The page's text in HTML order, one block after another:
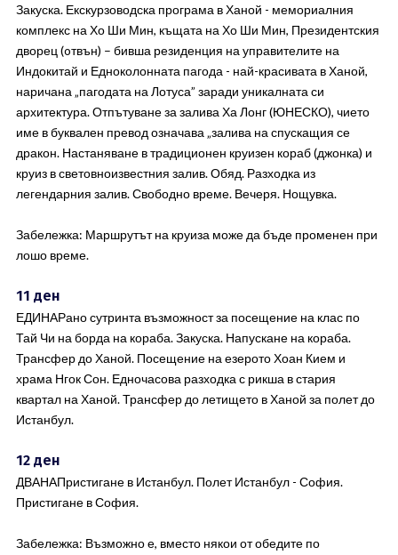
Закуска. Екскурзоводска програма в Ханой - мемориалния
комплекс на Хо Ши Мин, къщата на Хо Ши Мин, Президентския
дворец (oтвън) – бивша резиденция на управителите на
Индокитай и Едноколонната пагода - най-красивата в Ханой,
наричана „пагодата на Лотуса” заради уникалната си
архитектура. Отпътуване за залива Ха Лонг (ЮНЕСКО), чието
име в буквален превод означава „залива на спускащия се
дракон. Настаняване в традиционен круизен кораб (джонка) и
круиз в световноизвестния залив. Обяд. Разходка из
легендарния залив. Свободно време. Вечеря. Нощувка.
Забележка: Маршрутът на круиза може да бъде променен при
лошо време.
11 ден
ЕДИНАРано сутринта възможност за посещение на клас по
Тай Чи на борда на кораба. Закуска. Напускане на кораба.
Трансфер до Ханой. Посещение на езерото Хоан Кием и
храма Нгок Сон. Едночасова разходка с рикша в стария
квартал на Ханой. Трансфер до летището в Ханой за полет до
Истанбул.
12 ден
ДВАНАПристигане в Истанбул. Полет Истанбул - София.
Пристигане в София.
Забележка: Възможно е, вместо някои от обедите по